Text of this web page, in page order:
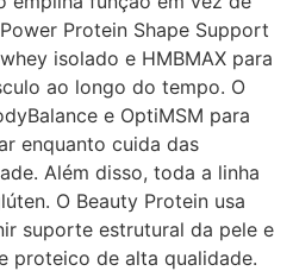
Protein Shape Support
isolado e HMBMAX para
ao longo do tempo. O
e OptiMSM para
enquanto cuida das
Além disso, toda a linha
O Beauty Protein usa
suporte estrutural da pele e
proteico de alta qualidade.